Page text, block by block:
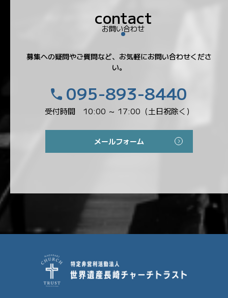
お問い合わせ
募集への疑問やご質問など、お気軽にお問い合わせくださ
い。
095-893-8440
受付時間 10:00 ～ 17:00（土日祝除く）
メールフォーム